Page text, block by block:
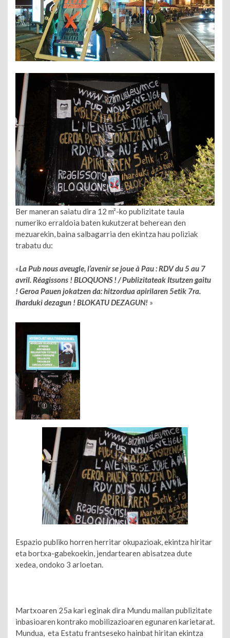
Ber maneran saiatu dira 12 m²-ko publizitate taula
numeriko erraldoia baten kukutzerat beherean den
mezuarekin, baina salbagarria den ekintza hau poliziak
trabatu du:
«La Pub nous aveugle, l’avenir se joue à Pau : RDV du 5 au 7
avril. Réagissons ! BLOQUONS ! / Publizitateak Itsutzen gaitu
! Geroa Pauen jokatzen da: hitzordua apirilaren 5etik 7ra.
Iharduki dezagun ! BLOKATU DEZAGUN! »
Espazio publiko horren herritar okupazioak, ekintza hiritar
eta bortxa-gabekoekin, jendartearen abisatzea dute
xedea, ondoko 3 arloetan.
Martxoaren 25a kari eginak dira Mundu mailan publizitate
inbasioaren kontrako mobilizazioaren egunaren karietarat.
Mundua, eta Estatu frantseseko hainbat hiritan ekintza